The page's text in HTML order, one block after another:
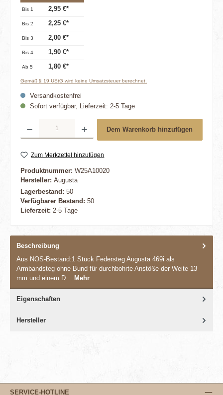
Bis 1 2,95 €*
Bis2 2,25 €*
Bis3 2,00 €*
Bis4 1,90 €*
Ab5 1,80 €*
Gemäß § 19 UStG wird keine Umsatzsteuer berechnet.
Versandkostenfrei
Sofort verfügbar, Lieferzeit: 2-5 Tage
Dem Warenkorb hinzufügen
Zum Merkzettel hinzufügen
Produktnummer: W25A10020
Hersteller: Augusta
Lagerbestand: 50
Verfügbarer Bestand: 50
Lieferzeit: 2-5 Tage
Beschreibung
Aus NOS-Bestand:1 Stück Federsteg Augusta 469i als
Armbandsteg ohne Bund für durchbohrte Anstöße der Weite 13
mm und einem D… Mehr
Eigenschaften
Hersteller
SERVICE-HOTLINE